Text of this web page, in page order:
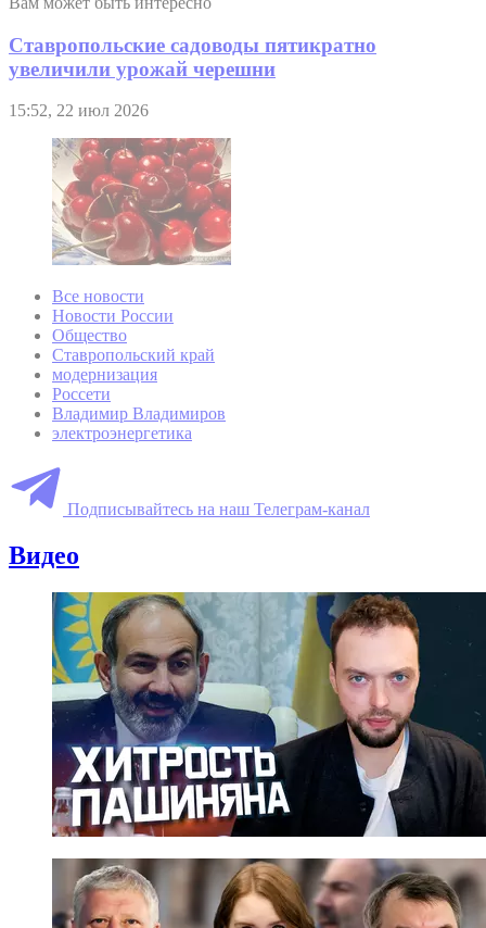
Ставропольские садоводы пятикратно
увеличили урожай черешни
15:52, 22 июл 2026
Все новости
Новости России
Общество
Ставропольский край
модернизация
Россети
Владимир Владимиров
электроэнергетика
Подписывайтесь на наш Телеграм-канал
Видео